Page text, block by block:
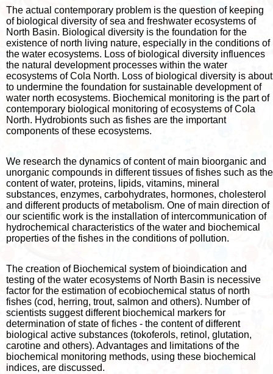
The actual contemporary problem is the question of keeping
of biological diversity of sea and freshwater ecosystems of
North Basin. Biological diversity is the foundation for the
existence of north living nature, especially in the conditions of
the water ecosystems. Loss of biological diversity influences
the natural development processes within the water
ecosystems of Cola North. Loss of biological diversity is about
to undermine the foundation for sustainable development of
water north ecosystems. Biochemical monitoring is the part of
contemporary biological monitoring of ecosystems of Cola
North. Hydrobionts such as fishes are the important
components of these ecosystems.
We research the dynamics of content of main bioorganic and
unorganic compounds in different tissues of fishes such as the
content of water, proteins, lipids, vitamins, mineral
substances, enzymes, carbohydrates, hormones, cholesterol
and different products of metabolism. One of main direction of
our scientific work is the installation of intercommunication of
hydrochemical characteristics of the water and biochemical
properties of the fishes in the conditions of pollution.
The creation of Biochemical system of bioindication and
testing of the water ecosystems of North Basin is necessive
factor for the estimation of ecobiochemical status of north
fishes (cod, herring, trout, salmon and others). Number of
scientists suggest different biochemical markers for
determination of state of fiches - the content of different
biological active substances (tokoferols, retinol, glutation,
carotine and others). Advantages and limitations of the
biochemical monitoring methods, using these biochemical
indices, are discussed.